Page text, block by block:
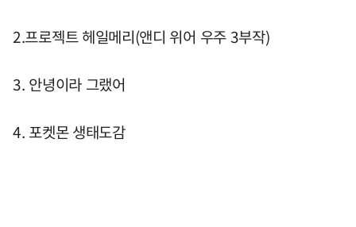
2.프로젝트 헤일메리(앤디 위어 우주 3부작)
3. 안녕이라 그랬어
4. 포켓몬 생태도감